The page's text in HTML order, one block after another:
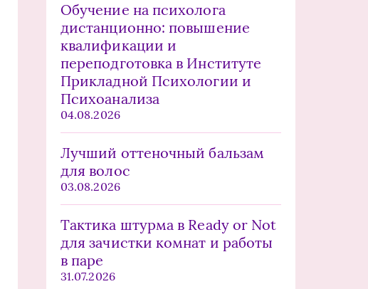
Обучение на психолога
дистанционно: повышение
квалификации и
переподготовка в Институте
Прикладной Психологии и
Психоанализа
04.08.2026
Лучший оттеночный бальзам
для волос
03.08.2026
Тактика штурма в Ready or Not
для зачистки комнат и работы
в паре
31.07.2026